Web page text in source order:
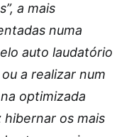
a mais
numa
auto laudatório
a realizar num
optimizada
os mais